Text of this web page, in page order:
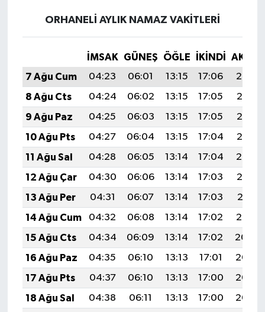
ORHANELI AYLIK NAMAZ VAKITLERI
İMSAK GÜNEŞ ÖĞLE İKINDI
7 Ağu Cum
04:23 06:01 13:15 17:06
20:19
8 Ağu Cts
04:24 06:02 13:15 17:05
20:18
9 Ağu Paz
04:25 06:03 13:15 17:05
20:17
10 Ağu Pts
04:27 06:04 13:15 17:04
20:15
11 Ağu Sal
04:28 06:05 13:14 17:04
20:14
12 Ağu Çar
04:30 06:06 13:14 17:03
20:13
13 Ağu Per
04:31 06:07 13:14 17:03
20:11
14 Ağu Cum
04:32 06:08 13:14 17:02
20:10
15 Ağu Cts
04:34 06:09 13:14 17:02
20:09
16 Ağu Paz
04:35 06:10 13:13 17:01
20:07
17 Ağu Pts
04:37 06:10 13:13 17:00
20:06
18 Ağu Sal
04:38 06:11 13:13 17:00
20:05